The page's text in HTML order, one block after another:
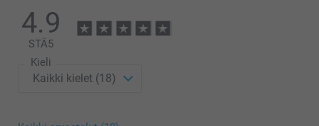
4.9
STÄ5
Kieli